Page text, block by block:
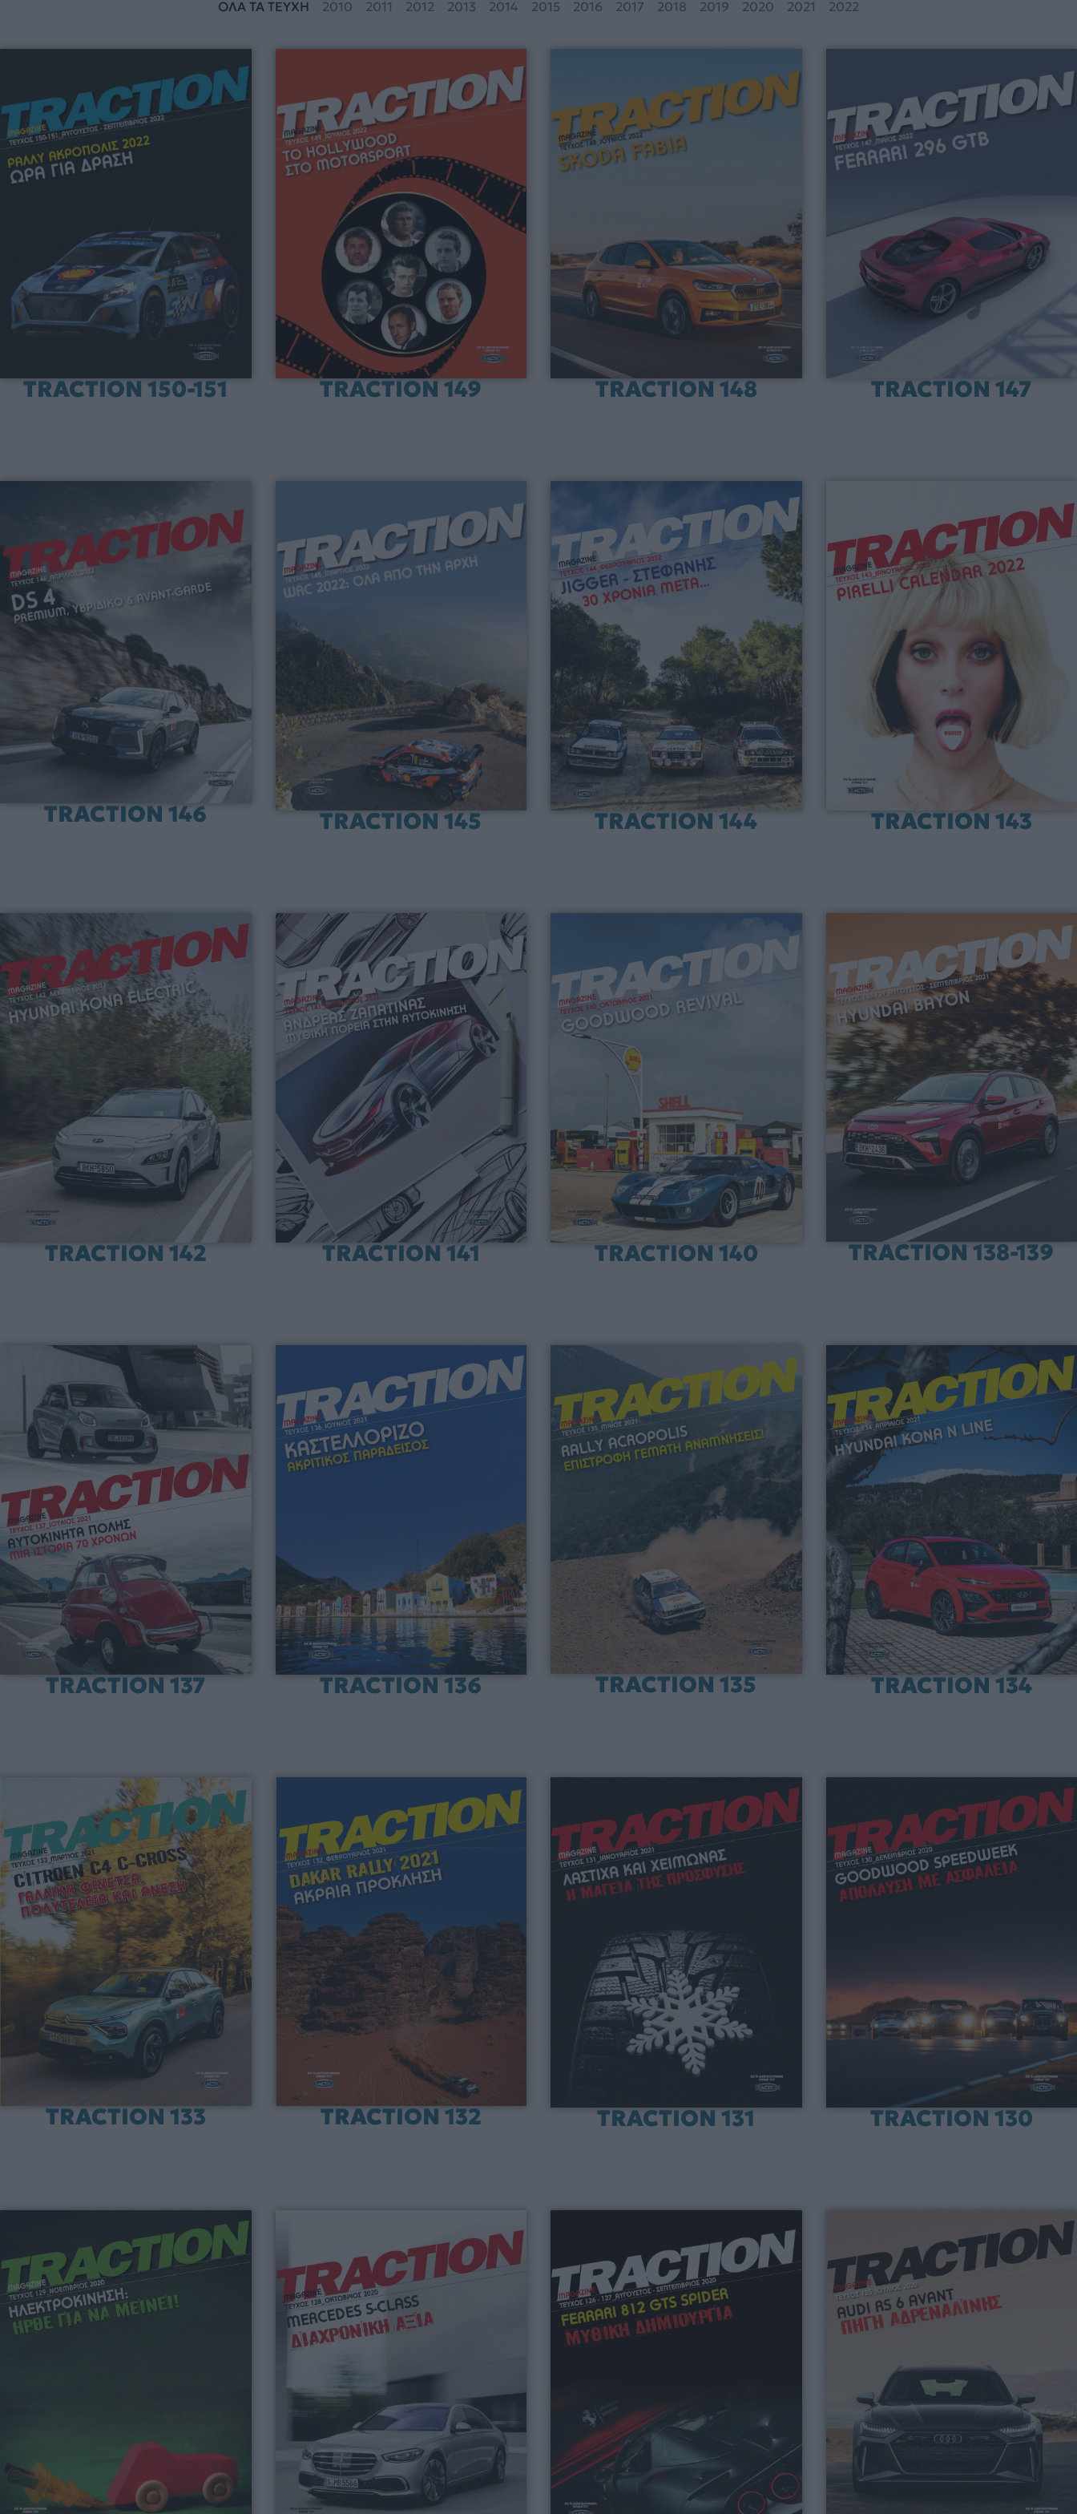
2010 2011 2012 2013 2014 2015 2016 2017 2018 2019 2020 2021 2022
ΟΛΑ ΤΑ ΤΕΥΧΗ
TRACTION 150-151 TRACTION 149 TRACTION 148 TRACTION 147
TRACTION 146 TRACTION 145 TRACTION 144 TRACTION 143
TRACTION 142 TRACTION 141 TRACTION 140 TRACTION 138-139
TRACTION 137 TRACTION 136 TRACTION 135 TRACTION 134
TRACTION 133 TRACTION 132 TRACTION 131 TRACTION 130